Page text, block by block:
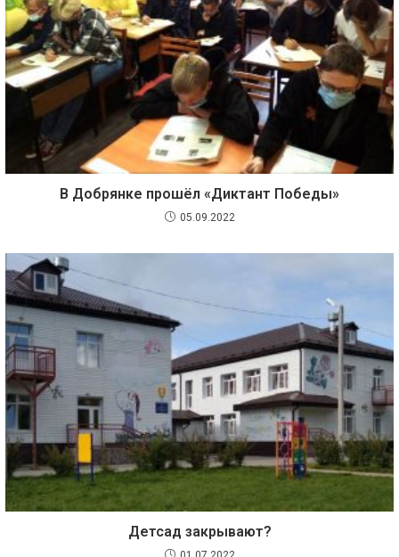
В Добрянке прошёл «Диктант Победы»
05.09.2022
Детсад закрывают?